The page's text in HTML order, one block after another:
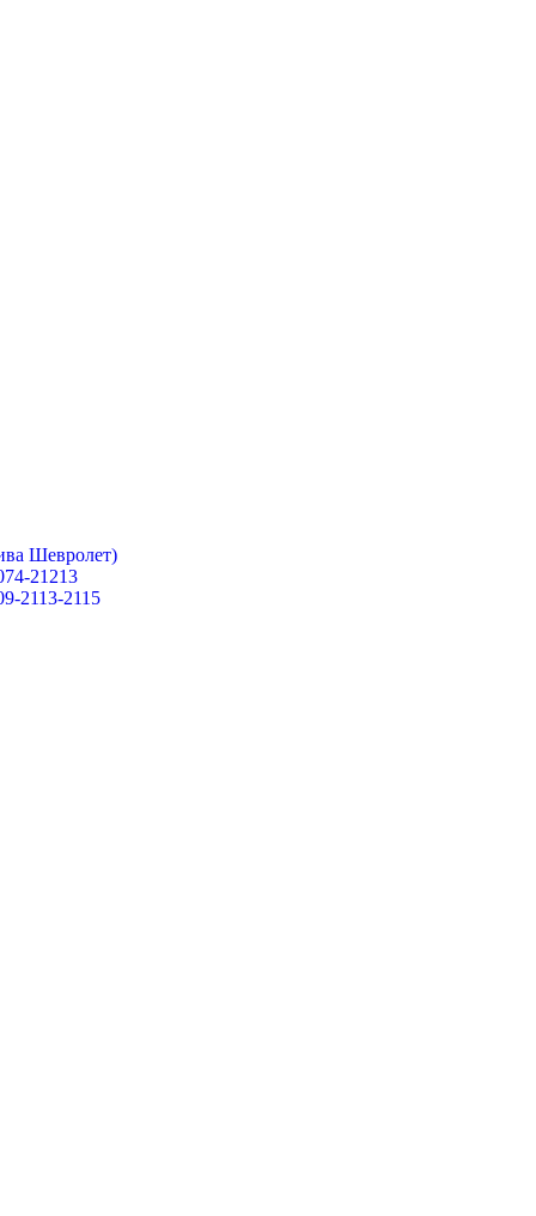
Шевролет)
21213
2113-2115